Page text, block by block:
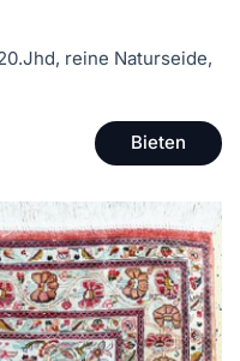
reine Naturseide,
Bieten